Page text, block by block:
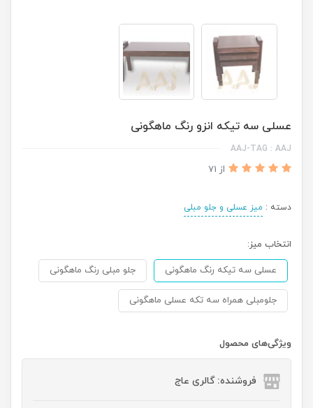
عسلی سه تیکه انزو رنگ ماهگونی
AAJ-TAG : AAJ
از 71
دسته : میز عسلی و جلو مبلی
انتخاب میز:
عسلی سه تیکه رنگ ماهگونی جلو مبلی رنگ ماهگونی
جلومبلی همراه سه تکه عسلی ماهگونی
ویژگی‌های محصول
فروشنده: گالری عاج